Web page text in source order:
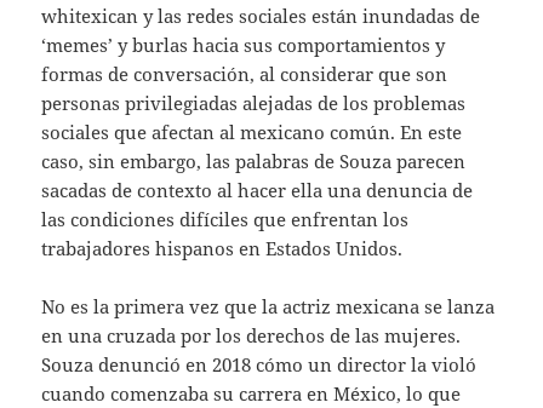
whitexican y las redes sociales están inundadas de
‘memes’ y burlas hacia sus comportamientos y
formas de conversación, al considerar que son
personas privilegiadas alejadas de los problemas
sociales que afectan al mexicano común. En este
caso, sin embargo, las palabras de Souza parecen
sacadas de contexto al hacer ella una denuncia de
las condiciones difíciles que enfrentan los
trabajadores hispanos en Estados Unidos.
No es la primera vez que la actriz mexicana se lanza
en una cruzada por los derechos de las mujeres.
Souza denunció en 2018 cómo un director la violó
cuando comenzaba su carrera en México, lo que